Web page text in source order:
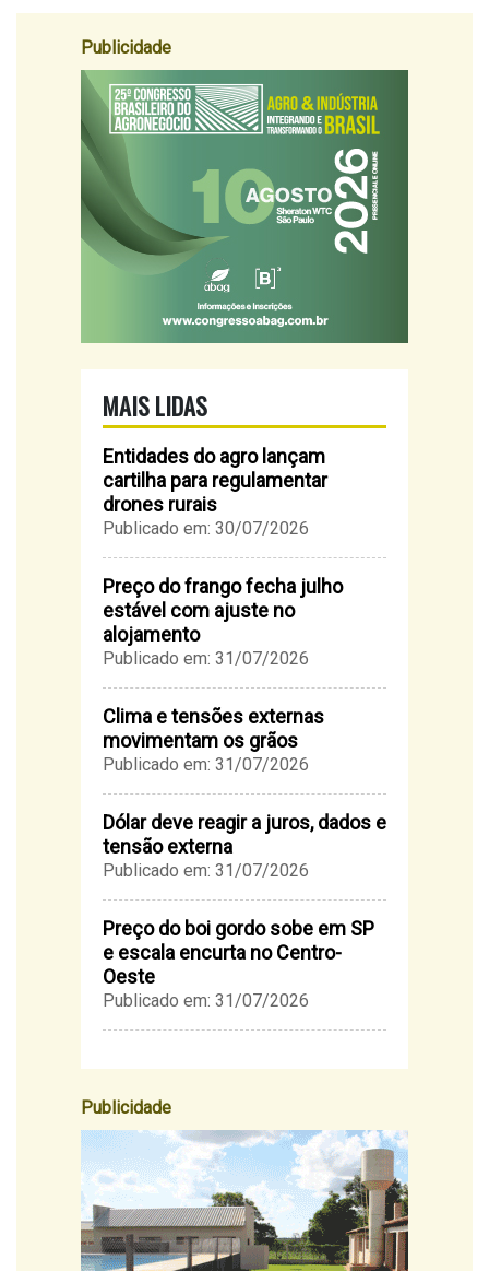
Publicidade
MAIS LIDAS
Entidades do agro lançam
cartilha para regulamentar
drones rurais
Publicado em: 30/07/2026
Preço do frango fecha julho
estável com ajuste no
alojamento
Publicado em: 31/07/2026
Clima e tensões externas
movimentam os grãos
Publicado em: 31/07/2026
Dólar deve reagir a juros, dados e
tensão externa
Publicado em: 31/07/2026
Preço do boi gordo sobe em SP
e escala encurta no Centro-
Oeste
Publicado em: 31/07/2026
Publicidade